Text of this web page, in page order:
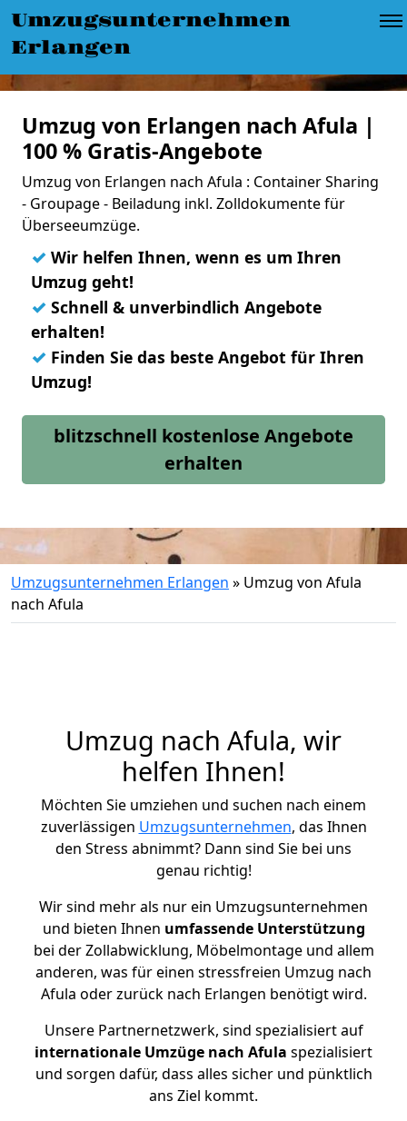
Umzugsunternehmen
Erlangen
Umzug von Erlangen nach Afula |
100 % Gratis-Angebote
Umzug von Erlangen nach Afula : Container Sharing
- Groupage - Beiladung inkl. Zolldokumente für
Überseeumzüge.
✓ Wir helfen Ihnen, wenn es um Ihren
Umzug geht!
✓ Schnell & unverbindlich Angebote
erhalten!
✓ Finden Sie das beste Angebot für Ihren
Umzug!
blitzschnell kostenlose Angebote
erhalten
Umzugsunternehmen Erlangen » Umzug von Afula
nach Afula
Umzug nach Afula, wir
helfen Ihnen!
Möchten Sie umziehen und suchen nach einem
zuverlässigen Umzugsunternehmen, das Ihnen
den Stress abnimmt? Dann sind Sie bei uns
genau richtig!
Wir sind mehr als nur ein Umzugsunternehmen
und bieten Ihnen umfassende Unterstützung
bei der Zollabwicklung, Möbelmontage und allem
anderen, was für einen stressfreien Umzug nach
Afula oder zurück nach Erlangen benötigt wird.
Unsere Partnernetzwerk, sind spezialisiert auf
internationale Umzüge nach Afula spezialisiert
und sorgen dafür, dass alles sicher und pünktlich
ans Ziel kommt.